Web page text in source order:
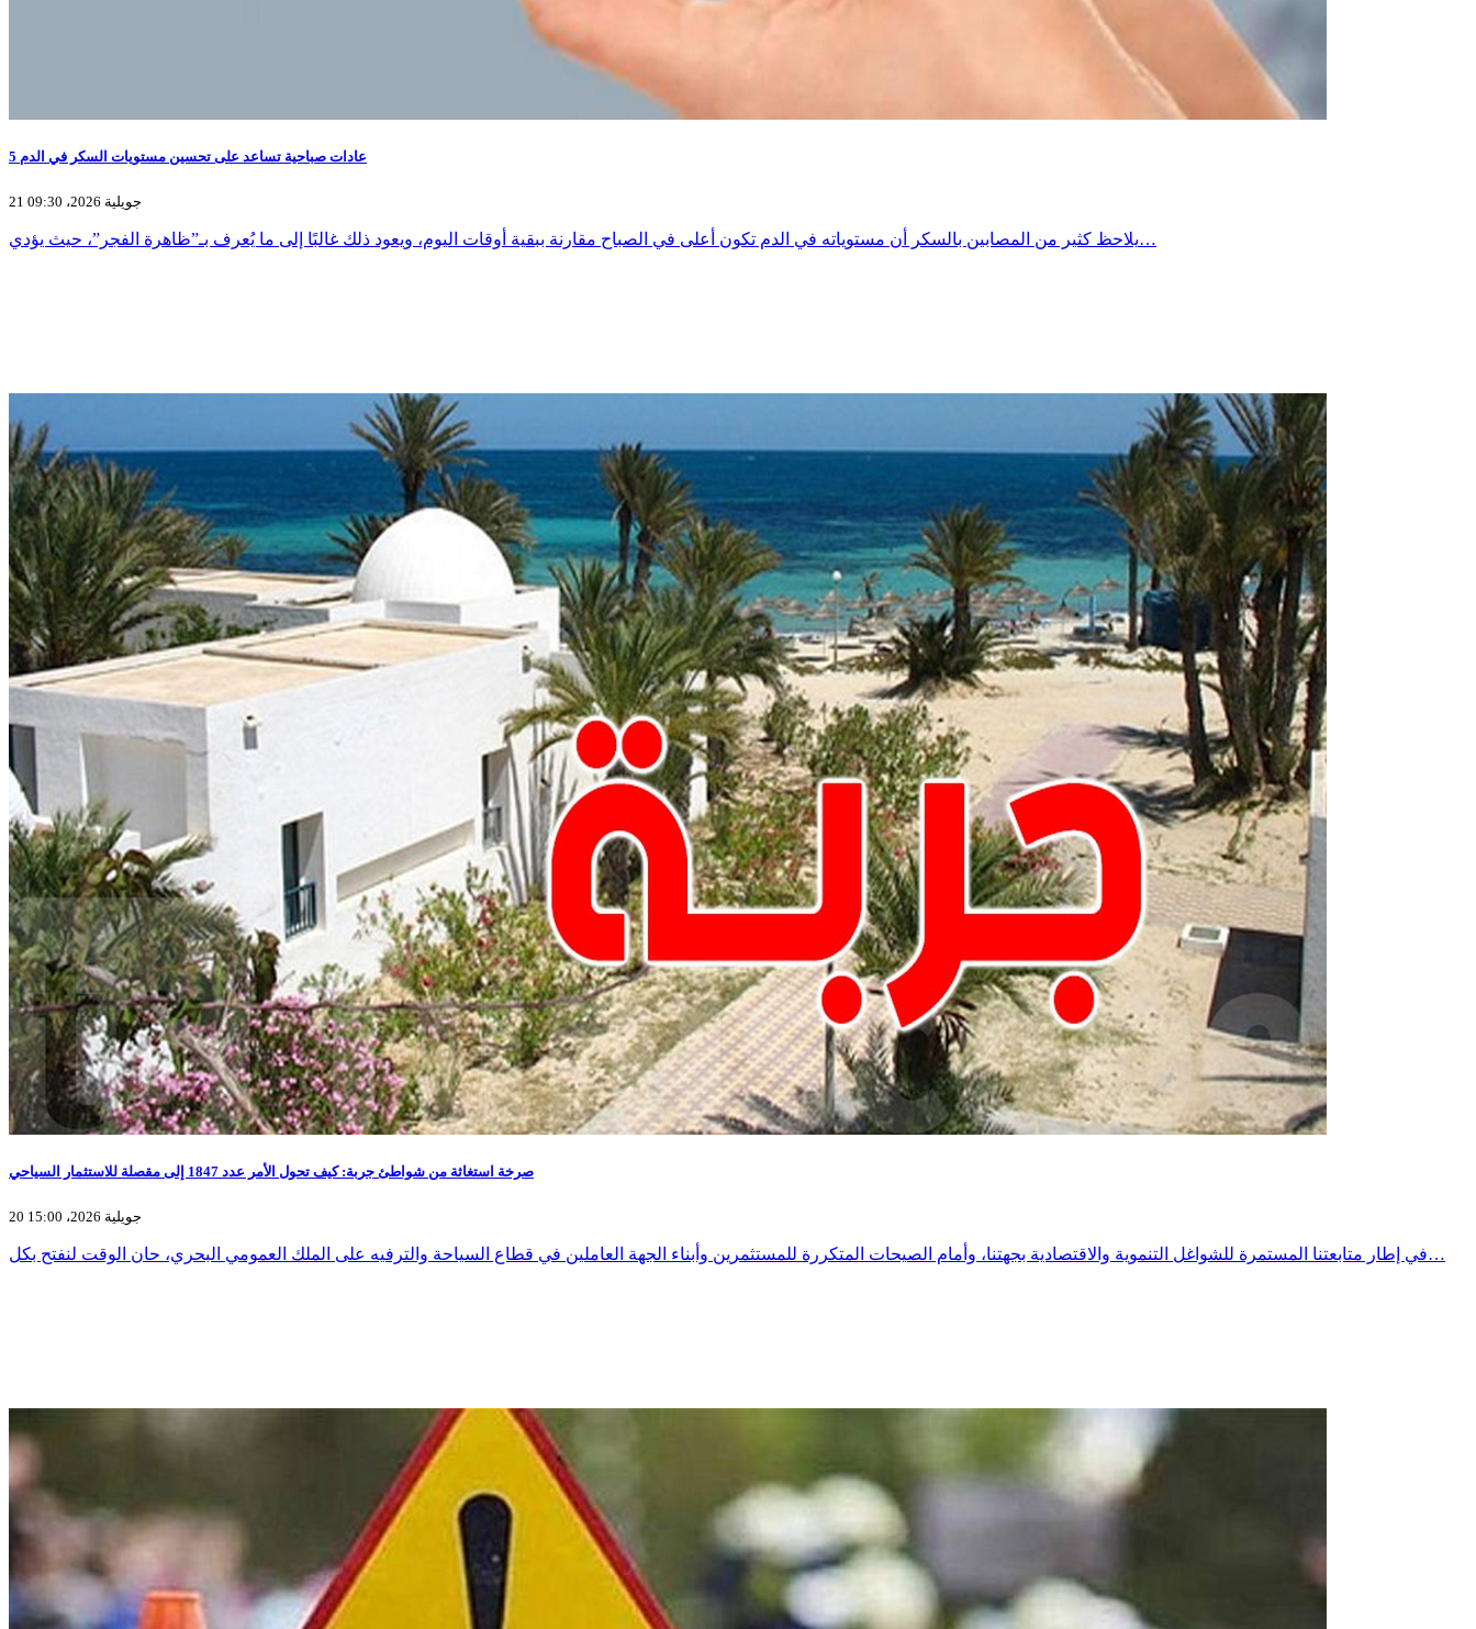
5 عادات صباحية تساعد على تحسين مستويات السكر في الدم
21 جويلية 2026، 09:30
يلاحظ كثير من المصابين بالسكر أن مستوياته في الدم تكون أعلى في الصباح مقارنة ببقية أوقات اليوم، ويعود ذلك غالبًا إلى ما يُعرف بـ”ظاهرة الفجر”، حيث يؤدي…
صرخة استغاثة من شواطئ جربة: كيف تحول الأمر عدد 1847 إلى مقصلة للاستثمار السياحي
20 جويلية 2026، 15:00
​​في إطار متابعتنا المستمرة للشواغل التنموية والاقتصادية بجهتنا، وأمام الصيحات المتكررة للمستثمرين وأبناء الجهة العاملين في قطاع السياحة والترفيه على الملك العمومي البحري، حان الوقت لنفتح بكل…